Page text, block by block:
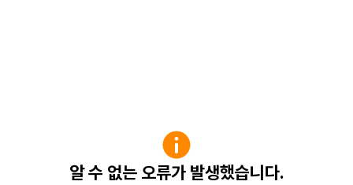
알 수 없는 오류가 발생했습니다.